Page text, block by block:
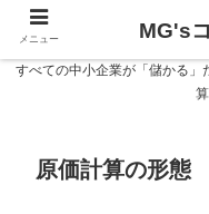
すべての中小企業が「儲かる
原価計算の形態
メニュー MG's